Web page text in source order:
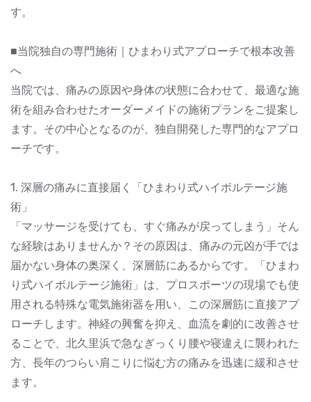
す。
■当院独自の専門施術｜ひまわり式アプローチで根本改善
へ
当院では、痛みの原因や身体の状態に合わせて、最適な施
術を組み合わせたオーダーメイドの施術プランをご提案し
ます。その中心となるのが、独自開発した専門的なアプロ
ーチです。
1. 深層の痛みに直接届く「ひまわり式ハイボルテージ施
術」
「マッサージを受けても、すぐ痛みが戻ってしまう」そん
な経験はありませんか？その原因は、痛みの元凶が手では
届かない身体の奥深く、深層筋にあるからです。「ひまわ
り式ハイボルテージ施術」は、プロスポーツの現場でも使
用される特殊な電気施術器を用い、この深層筋に直接アプ
ローチします。神経の興奮を抑え、血流を劇的に改善させ
ることで、北久里浜で急なぎっくり腰や寝違えに襲われた
方、長年のつらい肩こりに悩む方の痛みを迅速に緩和させ
ます。